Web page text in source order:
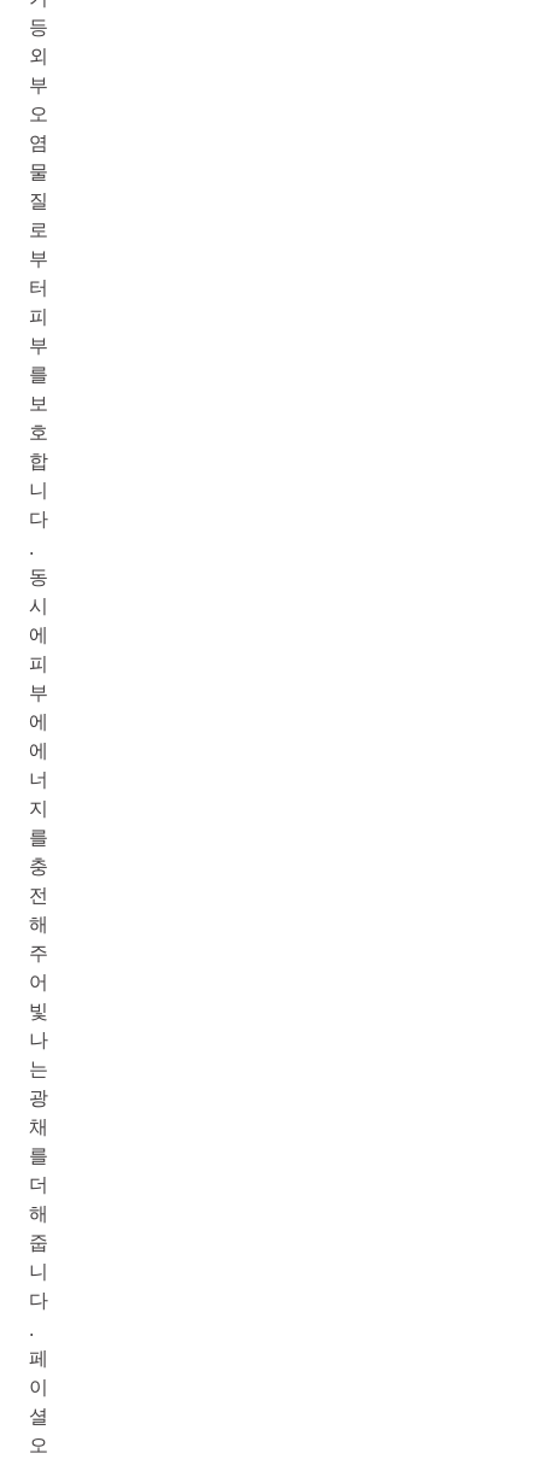
등
외
부
오
염
물
질
로
부
터
피
부
를
보
호
합
니
다
.
동
시
에
피
부
에
에
너
지
를
충
전
해
주
어
빛
나
는
광
채
를
더
해
줍
니
다
.
페
이
셜
오